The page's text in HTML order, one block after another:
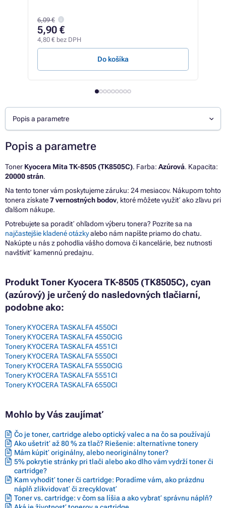
6,09 €
5,90 €
4,80 € bez DPH
Do košíka
Popis a parametre
Popis a parametre
Toner Kyocera Mita TK-8505 (TK8505C). Farba: Azúrová. Kapacita:
20000 strán.
Na tento toner vám poskytujeme záruku: 24 mesiacov. Nákupom tohto
tonera získate7 vernostných bodov, ktoré môžete využiť ako zľavu pri
ďalšom nákupe.
Potrebujete sa poradiť ohľadom výberu tonera? Pozrite sa na
najčastejšie kladené otázkyalebo nám napíšte priamo do chatu.
Nakúpte u nás z pohodlia vášho domova či kancelárie, bez nutnosti
navštíviť kamennú predajnu.
Produkt Toner Kyocera TK-8505 (TK8505C), cyan
(azúrový) je určený do nasledovných tlačiarní,
podobne ako:
Tonery KYOCERA TASKALFA 4550CI
Tonery KYOCERA TASKALFA 4550CIG
Tonery KYOCERA TASKALFA 4551CI
Tonery KYOCERA TASKALFA 5550CI
Tonery KYOCERA TASKALFA 5550CIG
Tonery KYOCERA TASKALFA 5551CI
Tonery KYOCERA TASKALFA 6550CI
Mohlo by Vás zaujímať
Čo je toner, cartridge alebo optický valec a na čo sa používajú
Ako ušetriť až 80 % za tlač? Riešenie: alternatívne tonery
Mám kúpiť originálny, alebo neoriginálny toner?
5% pokrytie stránky pri tlači alebo ako dlho vám vydrží toner či
cartridge?
Kam vyhodiť toner či cartridge: Poradíme vám, ako prázdnu
náplň zlikvidovať či zrecyklovať
Toner vs. cartridge: v čom sa líšia a ako vybrať správnu náplň?